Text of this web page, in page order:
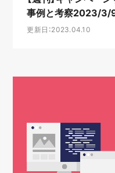
事例と考察2023/
更新日：2023.04.10